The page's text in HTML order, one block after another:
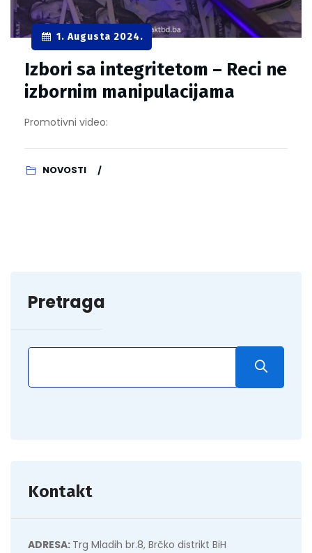
1. Augusta 2024.
Izbori sa integritetom – Reci ne
izbornim manipulacijama
Promotivni video:
NOVOSTI
Pretraga
Kontakt
ADRESA: Trg Mladih br.8, Brčko distrikt BiH